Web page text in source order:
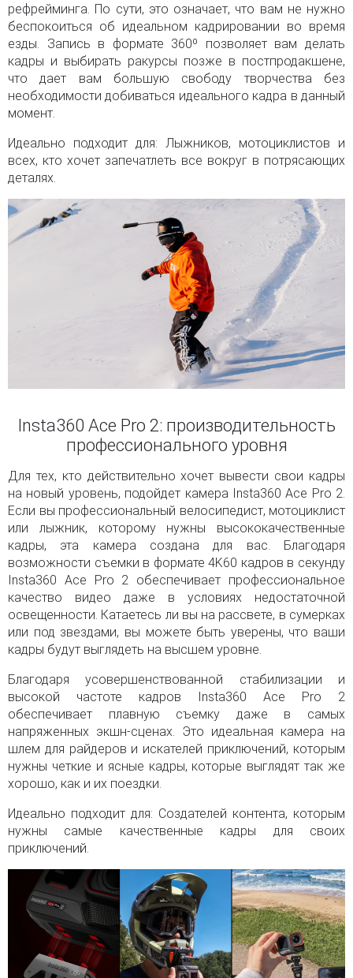
рефрейминга. По сути, это означает, что вам не нужно
беспокоиться об идеальном кадрировании во время
езды. Запись в формате 360º позволяет вам делать
кадры и выбирать ракурсы позже в постпродакшене,
что дает вам большую свободу творчества без
необходимости добиваться идеального кадра в данный
момент.
Идеально подходит для: Лыжников, мотоциклистов и
всех, кто хочет запечатлеть все вокруг в потрясающих
деталях.
Insta360 Ace Pro 2: производительность
профессионального уровня
Для тех, кто действительно хочет вывести свои кадры
на новый уровень, подойдет камера Insta360 Ace Pro 2.
Если вы профессиональный велосипедист, мотоциклист
или лыжник, которому нужны высококачественные
кадры, эта камера создана для вас. Благодаря
возможности съемки в формате 4K60 кадров в секунду
Insta360 Ace Pro 2 обеспечивает профессиональное
качество видео даже в условиях недостаточной
освещенности. Катаетесь ли вы на рассвете, в сумерках
или под звездами, вы можете быть уверены, что ваши
кадры будут выглядеть на высшем уровне.
Благодаря усовершенствованной стабилизации и
высокой частоте кадров Insta360 Ace Pro 2
обеспечивает плавную съемку даже в самых
напряженных экшн-сценах. Это идеальная камера на
шлем для райдеров и искателей приключений, которым
нужны четкие и ясные кадры, которые выглядят так же
хорошо, как и их поездки.
Идеально подходит для: Создателей контента, которым
нужны самые качественные кадры для своих
приключений.